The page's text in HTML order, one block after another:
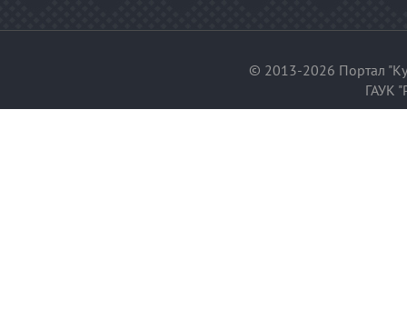
© 2013-2026 Портал
ГАУК